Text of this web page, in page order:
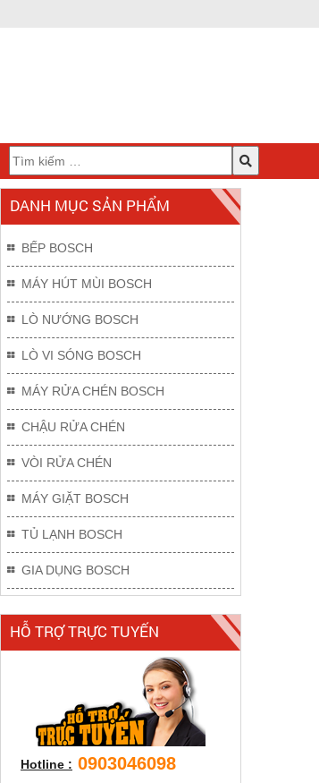
DANH MỤC SẢN PHẨM
BẾP BOSCH
MÁY HÚT MÙI BOSCH
LÒ NƯỚNG BOSCH
LÒ VI SÓNG BOSCH
MÁY RỬA CHÉN BOSCH
CHẬU RỬA CHÉN
VÒI RỬA CHÉN
MÁY GIẶT BOSCH
TỦ LẠNH BOSCH
GIA DỤNG BOSCH
HỖ TRỢ TRỰC TUYẾN
Hotline : 0903046098